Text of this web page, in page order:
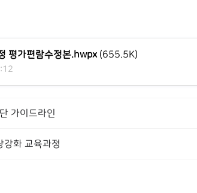
평가편람수정본.hwpx (655.5K)
가이드라인
화 교육과정